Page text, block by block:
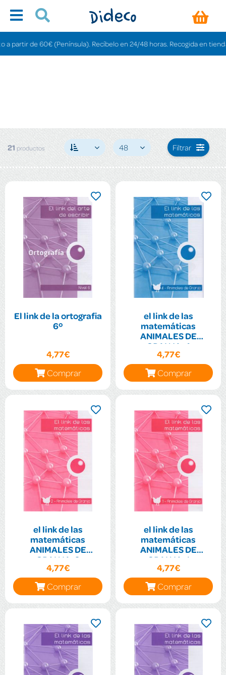
60€ (Península). Recíbelo en 24/48 horas. Recogida en tiendas gratis
21 productos 48 Filtrar
El link de la ortografia
6º
4,77€
Comprar
el link de las
matemáticas
ANIMALES DE
GRANJA-4
4,77€
Comprar
el link de las
matemáticas
ANIMALES DE
GRANJA-2
4,77€
Comprar
el link de las
matemáticas
ANIMALES DE
GRANJA-1
4,77€
Comprar